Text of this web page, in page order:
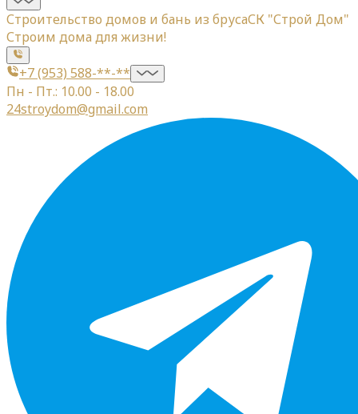
Строительство домов и бань из брусаСК "Строй Дом"
Строим дома для жизни!
+7 (953) 588-**-**
Пн - Пт.: 10.00 - 18.00
24stroydom@gmail.com